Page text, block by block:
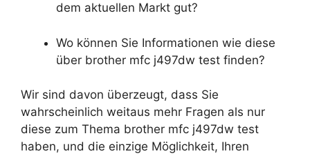
dem aktuellen Markt gut?
Wo können Sie Informationen wie diese
über brother mfc j497dw test finden?
Wir sind davon überzeugt, dass Sie
wahrscheinlich weitaus mehr Fragen als nur
diese zum Thema brother mfc j497dw test
haben, und die einzige Möglichkeit, Ihren